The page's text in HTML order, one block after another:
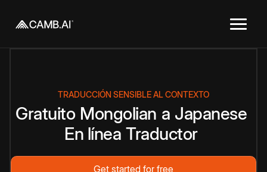
TRADUCCIÓN SENSIBLE AL CONTEXTO
Gratuito Mongolian a Japanese
En línea Traductor
Get started for free